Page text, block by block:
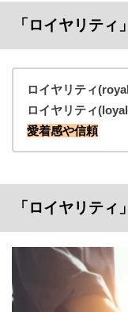
「ロイヤリティ
ロイヤリティ
ロイヤリティ
愛着感や信頼
「ロイヤリティ